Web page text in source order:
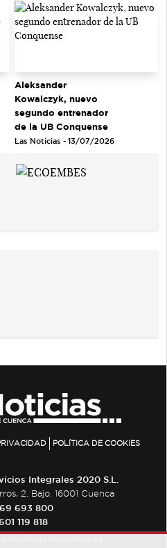
Aleksander
Kowalczyk, nuevo
segundo entrenador
de la UB Conquense
Las Noticias - 13/07/2026
POLÍTICA DE COOKIES
Integrales 2020 S.L.
2. Bajo. 16001 Cuenca
693 800
119 818